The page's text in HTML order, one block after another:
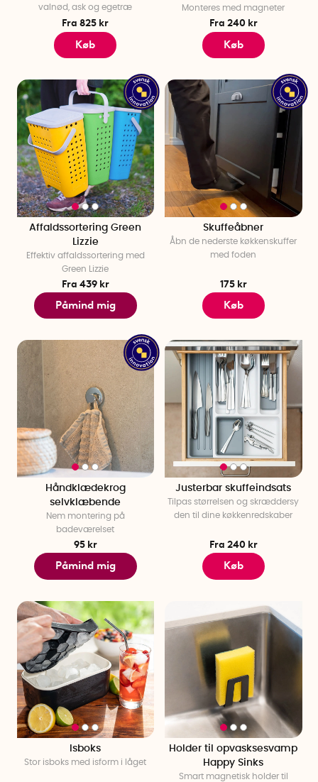
valnød, ask og egetræ
Fra 825 kr
Køb
Monteres med magneter
Fra 240 kr
Køb
Affaldssortering Green
Lizzie
Effektiv affaldssortering med
Green Lizzie
Fra 439 kr
Påmind mig
Skuffeåbner
Åbn de nederste køkkenskuffer
med foden
175 kr
Køb
Håndklædekrog
selvklæbende
Nem montering på
badeværelset
95 kr
Påmind mig
Justerbar skuffeindsats
Tilpas størrelsen og skræddersy
den til dine køkkenredskaber
Fra 240 kr
Køb
Isboks
Stor isboks med isform i låget
Holder til opvasksesvamp
Happy Sinks
Smart magnetisk holder til